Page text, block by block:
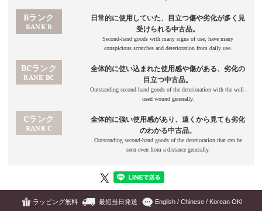
ラッピング無料 最短当日発送 English / Chinese / Korean OK!